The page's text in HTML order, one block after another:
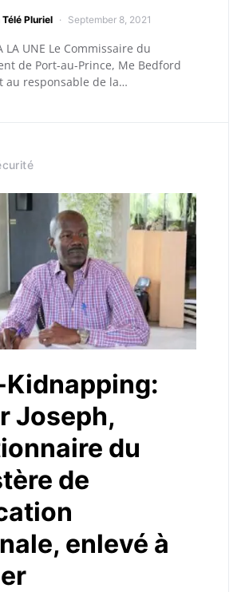
Pluriel September 8, 2021
LA UNE Le Commissaire du
de Port-au-Prince, Me Bedford
au responsable de la…
Joseph,
du
de
enlevé à